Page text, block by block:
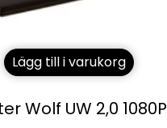
Lägg till i varukorg
Wolf UW 2,0 1080P